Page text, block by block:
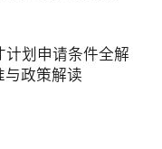
计划申请条件全解
与政策解读